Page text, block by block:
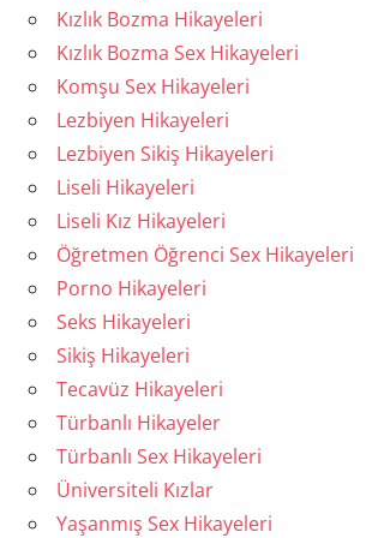
Kızlık Bozma Hikayeleri
Kızlık Bozma Sex Hikayeleri
Komşu Sex Hikayeleri
Lezbiyen Hikayeleri
Lezbiyen Sikiş Hikayeleri
Liseli Hikayeleri
Liseli Kız Hikayeleri
Öğretmen Öğrenci Sex Hikayeleri
Porno Hikayeleri
Seks Hikayeleri
Sikiş Hikayeleri
Tecavüz Hikayeleri
Türbanlı Hikayeler
Türbanlı Sex Hikayeleri
Üniversiteli Kızlar
Yaşanmış Sex Hikayeleri